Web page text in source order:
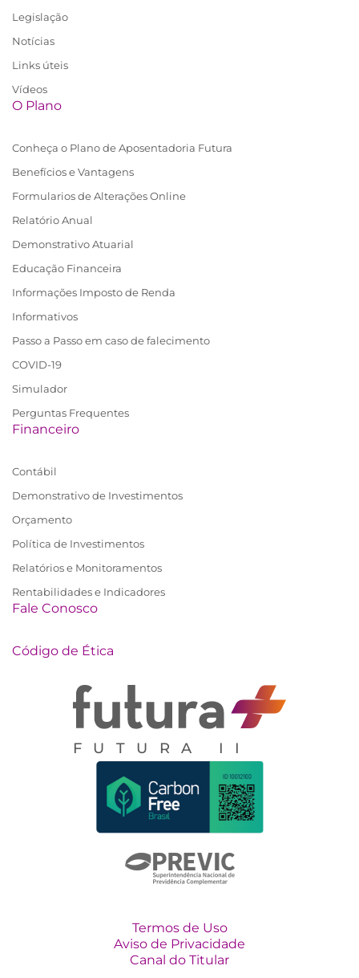
Legislação
Notícias
Links úteis
Vídeos
O Plano
Conheça o Plano de Aposentadoria Futura
Benefícios e Vantagens
Formularios de Alterações Online
Relatório Anual
Demonstrativo Atuarial
Educação Financeira
Informações Imposto de Renda
Informativos
Passo a Passo em caso de falecimento
COVID-19
Simulador
Perguntas Frequentes
Financeiro
Contábil
Demonstrativo de Investimentos
Orçamento
Política de Investimentos
Relatórios e Monitoramentos
Rentabilidades e Indicadores
Fale Conosco
Código de Ética
FUTURA II
Termos de Uso
Aviso de Privacidade
Canal do Titular